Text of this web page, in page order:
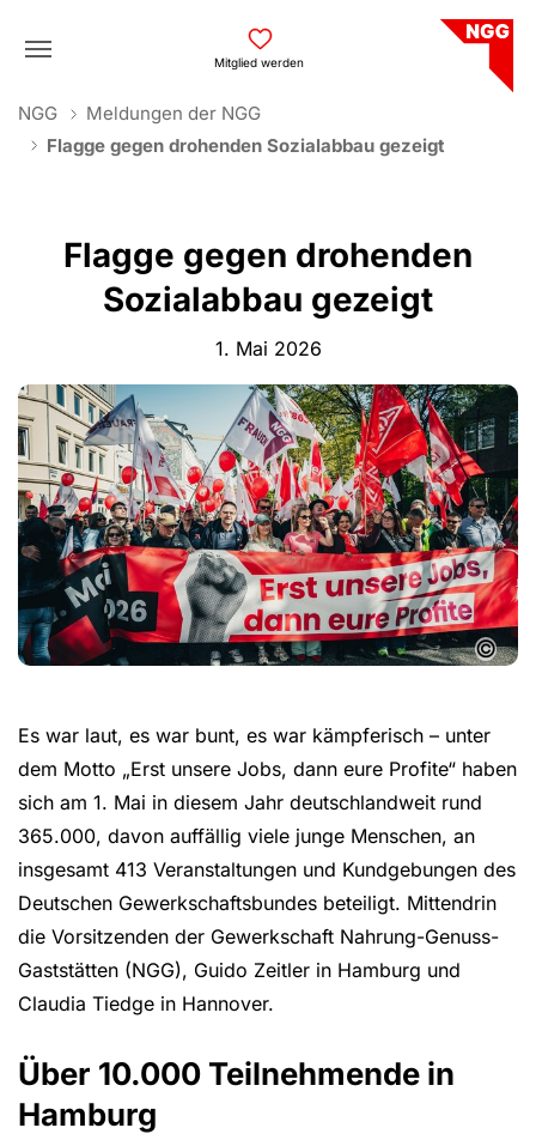
Mitglied werden
You are here:
NGG
Meldungen der NGG
Flagge gegen drohenden Sozialabbau gezeigt
Flagge gegen drohenden
Sozialabbau gezeigt
1. Mai 2026
©
Es war laut, es war bunt, es war kämpferisch – unter
dem Motto „Erst unsere Jobs, dann eure Profite“ haben
sich am 1. Mai in diesem Jahr deutschlandweit rund
365.000, davon auffällig viele junge Menschen, an
insgesamt 413 Veranstaltungen und Kundgebungen des
Deutschen Gewerkschaftsbundes beteiligt. Mittendrin
die Vorsitzenden der Gewerkschaft Nahrung-Genuss-
Gaststätten (NGG), Guido Zeitler in Hamburg und
Claudia Tiedge in Hannover.
Über 10.000 Teilnehmende in
Hamburg